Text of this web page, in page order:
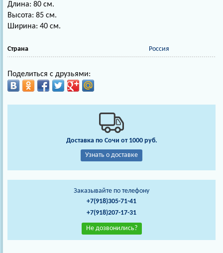
Длина: 80 см.
Высота: 85 см.
Ширина: 40 см.
Страна Россия
Поделиться с друзьями:
Доставка по Сочи от 1000 руб.
Узнать о доставке
Заказывайте по телефону
+7(918)305-71-41
+7(918)207-17-31
Не дозвонились?